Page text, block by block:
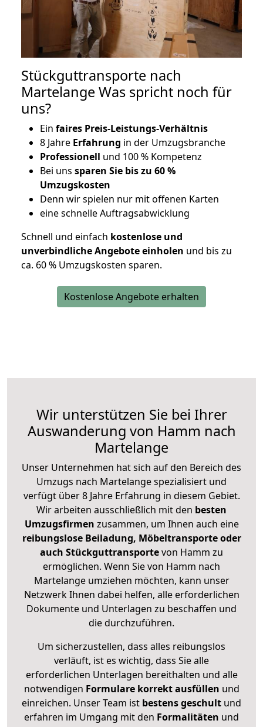
Stückguttransporte nach
Martelange Was spricht noch für
uns?
Ein faires Preis-Leistungs-Verhältnis
8 Jahre Erfahrung in der Umzugsbranche
Professionell und 100 % Kompetenz
Bei uns sparen Sie bis zu 60 %
Umzugskosten
Denn wir spielen nur mit offenen Karten
eine schnelle Auftragsabwicklung
Schnell und einfach kostenlose und
unverbindliche Angebote einholen und bis zu
ca. 60 % Umzugskosten sparen.
Kostenlose Angebote erhalten
Wir unterstützen Sie bei Ihrer
Auswanderung von Hamm nach
Martelange
Unser Unternehmen hat sich auf den Bereich des
Umzugs nach Martelange spezialisiert und
verfügt über 8 Jahre Erfahrung in diesem Gebiet.
Wir arbeiten ausschließlich mit den besten
Umzugsfirmen zusammen, um Ihnen auch eine
reibungslose Beiladung, Möbeltransporte oder
auch Stückguttransportevon Hamm zu
ermöglichen. Wenn Sie von Hamm nach
Martelange umziehen möchten, kann unser
Netzwerk Ihnen dabei helfen, alle erforderlichen
Dokumente und Unterlagen zu beschaffen und
die durchzuführen.
Um sicherzustellen, dass alles reibungslos
verläuft, ist es wichtig, dass Sie alle
erforderlichen Unterlagen bereithalten und alle
notwendigen Formulare korrekt ausfüllen und
einreichen. Unser Team ist bestens geschult und
erfahren im Umgang mit den Formalitäten und